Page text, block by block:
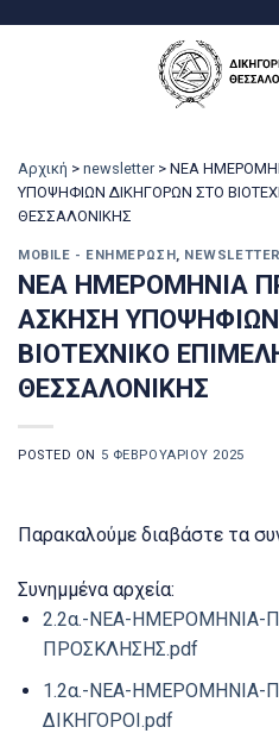
Αρχική > newsletter > ΝΕΑ
ΥΠΟΨΗΦΙΩΝ ΔΙΚΗΓΟΡΩΝ ΣΤΟ
ΘΕΣΣΑΛΟΝΙΚΗΣ
MOBILE - ΕΝΗΜΈΡΩΣΗ, NEWSLETTER
ΝΕΑ ΗΜΕΡΟΜΗΝΙΑ
ΑΣΚΗΣΗ
ΒΙΟΤΕΧΝΙΚΟ
ΘΕΣΣΑΛΟΝΙΚΗΣ
POSTED ON 5 ΦΕΒΡΟΥΑΡΊΟΥ 2025
Παρακαλούμε διαβάστε τα
Συνημμένα αρχεία:
2.2α.-ΝΕΑ-ΗΜΕΡΟΜΗΝΙΑ-
ΠΡΟΣΚΛΗΣΗΣ.pdf
1.2α.-ΝΕΑ-ΗΜΕΡΟΜΗΝΙΑ-
ΔΙΚΗΓΟΡΟΙ.pdf